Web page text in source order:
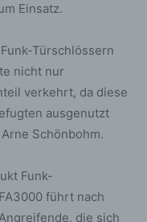
Einsatz.
Türschlössern
nicht nur
verkehrt, da diese
ausgenutzt
Schönbohm.
Funk-
führt nach
die sich